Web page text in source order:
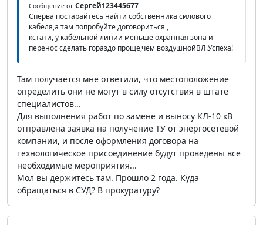
Сообщение от Сергей123445677
Сперва постарайтесь найти собственника силового
кабеля,а там попробуйте договориться ,
кстати, у кабельной линии меньше охранная зона и
перенос сделать гораздо проще,чем воздушнойВЛ.Успеха!
Там получается мне ответили, что местоположение
определить они не могут в силу отсутствия в штате
специалистов...
Для выполнения работ по замене и выносу КЛ-10 кВ
отправлена заявка на получение ТУ от энергосетевой
компании, и после оформления договора на
технологическое присоединение будут проведены все
необходимые мероприятия...
Мол вы держитесь там. Прошло 2 года. Куда
обращаться в СУД? В прокуратуру?